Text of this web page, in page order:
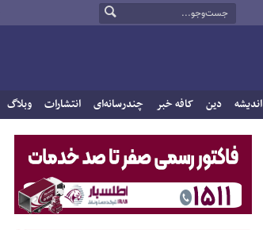
اندیشه دین کافه خبر چندرسانه‌ای انتشارات وبلاگ